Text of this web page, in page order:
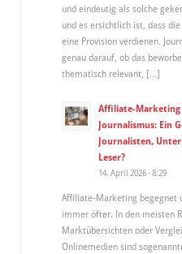
und eindeutig als solche
und es ersichtlich ist, dass
eine Provision verdienen.
genau darauf, ob das
thematisch relevant, […]
Affiliate-Marketing
Journalismus: Ein
Journalisten,
Leser?
14. April 2026 - 8:29
Affiliate-Marketing begegnet
immer öfter. In den meisten
Marktübersichten oder
Onlinemedien sind